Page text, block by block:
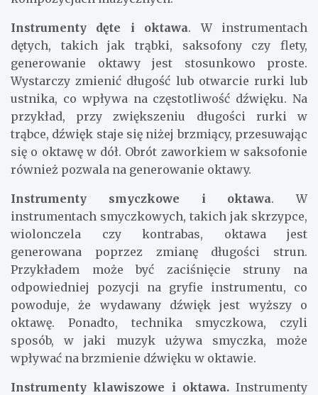
Instrumenty dęte i oktawa. W instrumentach
dętych, takich jak trąbki, saksofony czy flety,
generowanie oktawy jest stosunkowo proste.
Wystarczy zmienić długość lub otwarcie rurki lub
ustnika, co wpływa na częstotliwość dźwięku. Na
przykład, przy zwiększeniu długości rurki w
trąbce, dźwięk staje się niżej brzmiący, przesuwając
się o oktawę w dół. Obrót zaworkiem w saksofonie
również pozwala na generowanie oktawy.
Instrumenty smyczkowe i oktawa. W
instrumentach smyczkowych, takich jak skrzypce,
wiolonczela czy kontrabas, oktawa jest
generowana poprzez zmianę długości strun.
Przykładem może być zaciśnięcie struny na
odpowiedniej pozycji na gryfie instrumentu, co
powoduje, że wydawany dźwięk jest wyższy o
oktawę. Ponadto, technika smyczkowa, czyli
sposób, w jaki muzyk używa smyczka, może
wpływać na brzmienie dźwięku w oktawie.
Instrumenty klawiszowe i oktawa. Instrumenty